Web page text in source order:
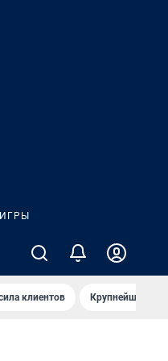
ИГРЫ
клиентов Крупнейшие